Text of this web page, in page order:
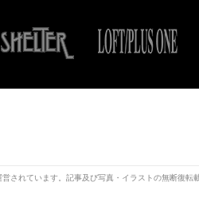
されています。記事及び写真・イラストの無断復転